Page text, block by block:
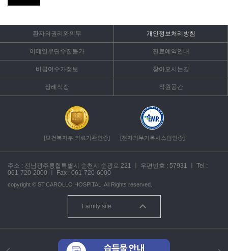
환자의권리와의무 개인정보처리방침
이메일무단수집불가 진료예약안내
비급여수가정보 찾아오시는길
장례식장 직원공간
[보건복지부 의료기관인증] [전자의무기록시스템인증]
Family site
주소 : 전남광주통합특별시 순천시 순광로 221 ㅣ 우편번호 : 57931 ㅣ
Tel :
061-720-2000
ㅣ Fax : 061-720-6000
copyright © ST.CAROLLO HOSPITAL. All Rights reserved.